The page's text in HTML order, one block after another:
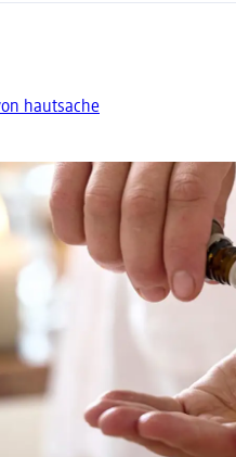
hautsache